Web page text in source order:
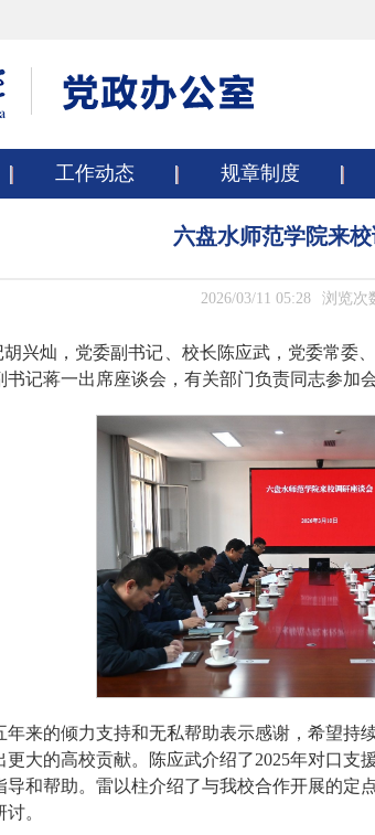
工作动态 规章制度
六盘水师范学院来
2026/03/11 05:28 浏览次
兴灿， 党委副书记、 校长陈应武，党委常委
记蒋一出席座谈会，有关部门负责同志参加会
来的倾力支持和无私帮助表示感谢，希望持
大的高校贡献。陈应武介绍了2025年对口支
和帮助。雷以柱介绍了与我校合作开展的
。